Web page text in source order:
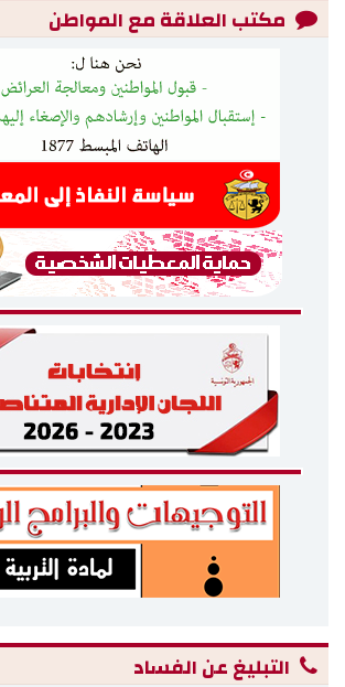
مكتب العلاقة مع المواطن
التبليغ عن الفساد